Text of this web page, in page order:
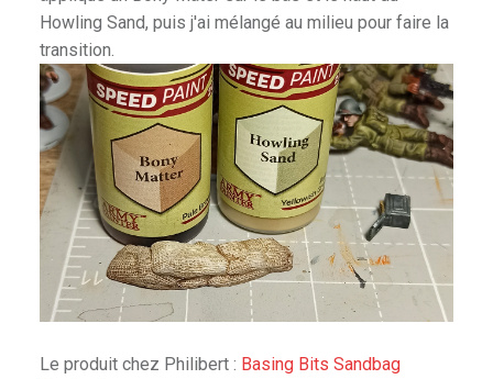
Howling Sand, puis j'ai mélangé au milieu pour faire la
transition.
Le produit chez Philibert : Basing Bits Sandbag